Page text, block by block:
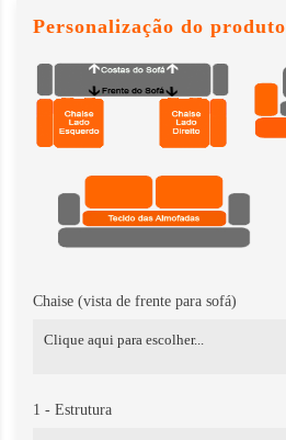
Personalização do produto
Chaise (vista de frente para sofá)
1 - Estrutura